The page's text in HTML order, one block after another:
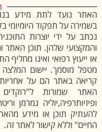
האתר נועד לתת מידע
בשמירה על תפקוד היומיומי
נכתב על ידי יוצרות
והמקצועי שלהן. תוכן האתר
או ייעוץ רפואי ואינו
מטפל מוסמך. יישום
קריאה באתר הם על אחריות
האתר שמורות
ופיזיותרפיה,יוליה גמרמן
להעתיק תוכן או מידע
החיים" וללא קישור לאתר זה.